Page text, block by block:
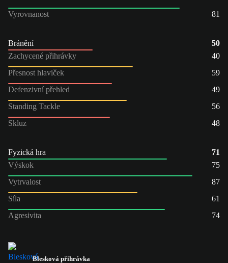
Vyrovnanost
81
Bránění
50
Zachycené přihrávky
40
Přesnost hlaviček
59
Defenzivní přehled
49
Standing Tackle
56
Skluz
48
Fyzická hra
71
Výskok
75
Vytrvalost
87
Síla
61
Agresivita
74
Blesková přihrávka